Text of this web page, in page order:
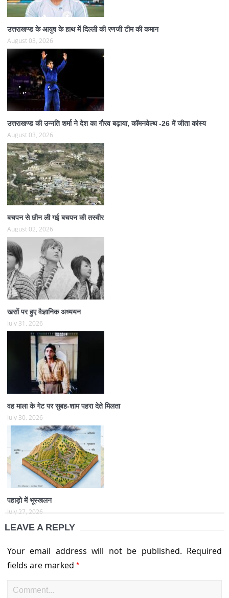
उत्तराखण्ड के आयुष के हाथ में दिल्ली की रणजी टीम की कमान
August 03, 2026
उत्तराखण्ड की उन्नति शर्मा ने देश का गौरव बढ़ाया, कॉमनवेल्थ -26 में जीता कांस्य
August 03, 2026
बचपन से छीन ली गई बचपन की तस्वीर
August 02, 2026
खसों पर हुए वैज्ञानिक अध्ययन
July 31, 2026
वह माला के गेट पर सुबह-शाम पहरा देते मिलता
July 30, 2026
पहाड़ो में भूस्खलन
July 27, 2026
LEAVE A REPLY
Your email address will not be published. Required
fields are marked *